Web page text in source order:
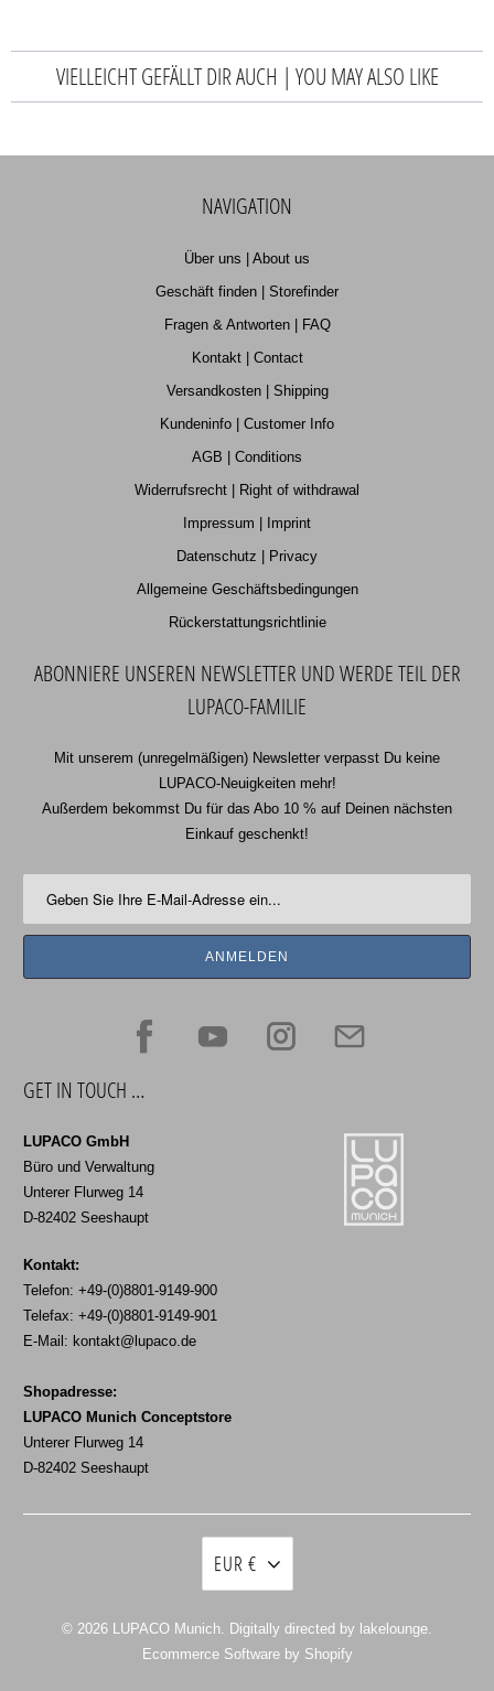
VIELLEICHT GEFÄLLT DIR AUCH | YOU MAY ALSO LIKE
NAVIGATION
Über uns | About us
Geschäft finden | Storefinder
Fragen & Antworten | FAQ
Kontakt | Contact
Versandkosten | Shipping
Kundeninfo | Customer Info
AGB | Conditions
Widerrufsrecht | Right of withdrawal
Impressum | Imprint
Datenschutz | Privacy
Allgemeine Geschäftsbedingungen
Rückerstattungsrichtlinie
ABONNIERE UNSEREN NEWSLETTER UND WERDE TEIL DER
LUPACO-FAMILIE
Mit unserem (unregelmäßigen) Newsletter verpasst Du keine
LUPACO-Neuigkeiten mehr!
Außerdem bekommst Du für das Abo 10 % auf Deinen nächsten
Einkauf geschenkt!
GET IN TOUCH …
LUPACO GmbH
Büro und Verwaltung
Unterer Flurweg 14
D-82402 Seeshaupt
Kontakt:
Telefon: +49-(0)8801-9149-900
Telefax: +49-(0)8801-9149-901
E-Mail: kontakt@lupaco.de
Shopadresse:
LUPACO Munich Conceptstore
Unterer Flurweg 14
D-82402 Seeshaupt
EUR €
© 2026 LUPACO Munich . Digitally directed by lakelounge.
Ecommerce Software by Shopify